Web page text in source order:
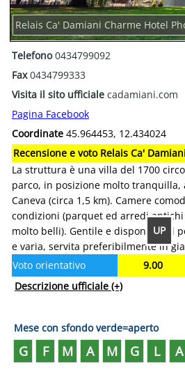
UP
Relais Ca' Damiani Charme Hotel
Telefono0434799092
Fax0434799333
Visita il sito ufficiale cadamiani.com
Pagina Facebook
Coordinate 45.964453, 12.434024
Recensione e voto Relais Ca'
La struttura è una villa del 1700
parco, in posizione molto
Caneva (circa 1,5 km). Camere
condizioni (parquet ed arredi
molto belli). Gentile e disponibile il
e varia, servita preferibilmente in
Voto orientativo
9.00
Descrizione ufficiale (+)
Mese con sfondo verde=aperto
G F M A M G L A